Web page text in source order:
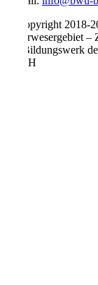
© Copyright 2018-
Unterwesergebiet
der Bildungswerk
GmbH